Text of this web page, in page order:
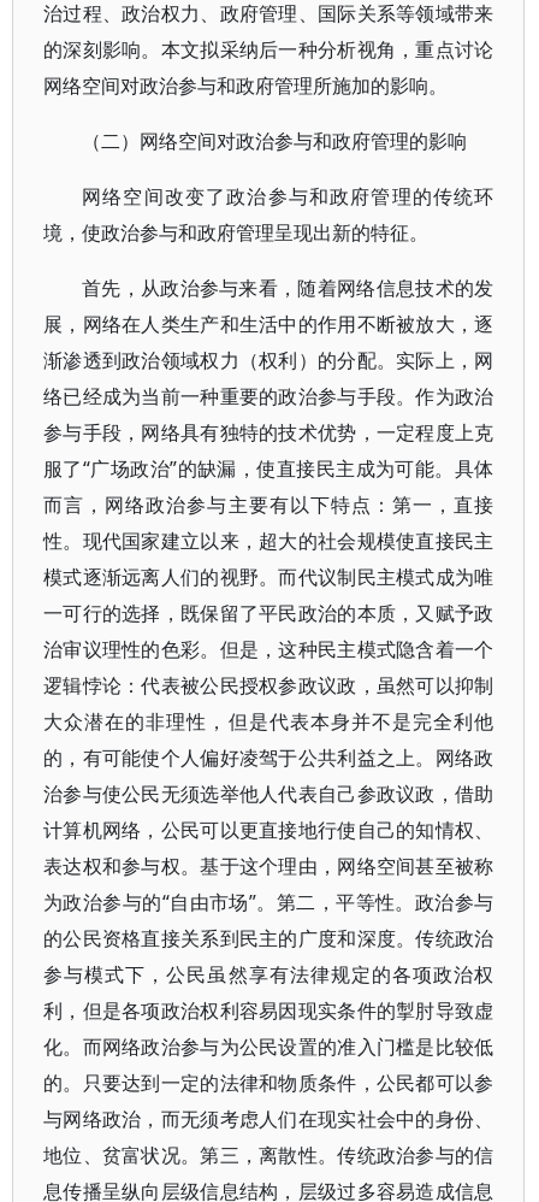
治过程、政治权力、政府管理、国际关系等领域带来
的深刻影响。本文拟采纳后一种分析视角，重点讨论
网络空间对政治参与和政府管理所施加的影响。
（二）网络空间对政治参与和政府管理的影响
网络空间改变了政治参与和政府管理的传统环
境，使政治参与和政府管理呈现出新的特征。
首先，从政治参与来看，随着网络信息技术的发
展，网络在人类生产和生活中的作用不断被放大，逐
渐渗透到政治领域权力（权利）的分配。实际上，网
络已经成为当前一种重要的政治参与手段。作为政治
参与手段，网络具有独特的技术优势，一定程度上克
服了“广场政治”的缺漏，使直接民主成为可能。具体
而言，网络政治参与主要有以下特点：第一，直接
性。现代国家建立以来，超大的社会规模使直接民主
模式逐渐远离人们的视野。而代议制民主模式成为唯
一可行的选择，既保留了平民政治的本质，又赋予政
治审议理性的色彩。但是，这种民主模式隐含着一个
逻辑悖论：代表被公民授权参政议政，虽然可以抑制
大众潜在的非理性，但是代表本身并不是完全利他
的，有可能使个人偏好凌驾于公共利益之上。网络政
治参与使公民无须选举他人代表自己参政议政，借助
计算机网络，公民可以更直接地行使自己的知情权、
表达权和参与权。基于这个理由，网络空间甚至被称
为政治参与的“自由市场”。第二，平等性。政治参与
的公民资格直接关系到民主的广度和深度。传统政治
参与模式下，公民虽然享有法律规定的各项政治权
利，但是各项政治权利容易因现实条件的掣肘导致虚
化。而网络政治参与为公民设置的准入门槛是比较低
的。只要达到一定的法律和物质条件，公民都可以参
与网络政治，而无须考虑人们在现实社会中的身份、
地位、贫富状况。第三，离散性。传统政治参与的信
息传播呈纵向层级信息结构，层级过多容易造成信息